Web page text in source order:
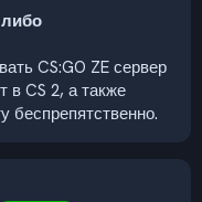
CS:GO ZE сервер
в CS 2, а также
беспрепятственно.